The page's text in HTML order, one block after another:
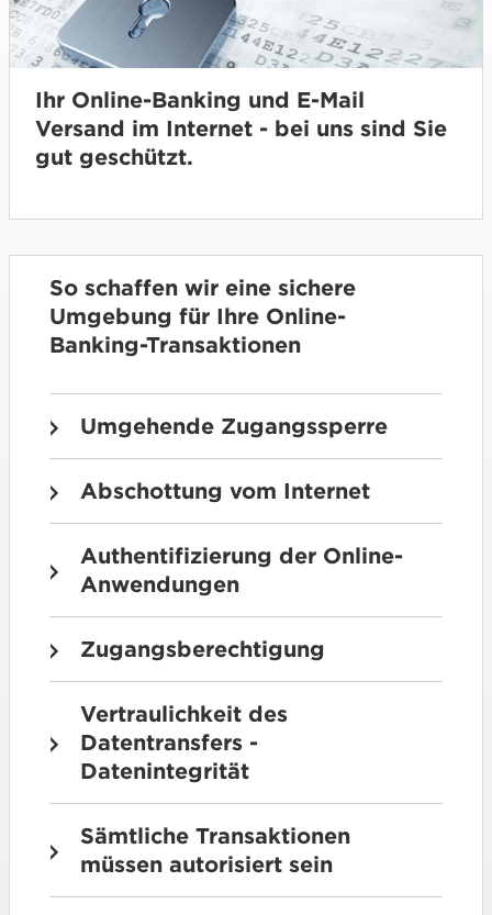
Ihr Online-Banking und E-Mail
Versand im Internet - bei uns sind Sie
gut geschützt.
So schaffen wir eine sichere
Umgebung für Ihre Online-
Banking-Transaktionen
Umgehende Zugangssperre
Abschottung vom Internet
Authentifizierung der Online-
Anwendungen
Zugangsberechtigung
Vertraulichkeit des
Datentransfers -
Datenintegrität
Sämtliche Transaktionen
müssen autorisiert sein